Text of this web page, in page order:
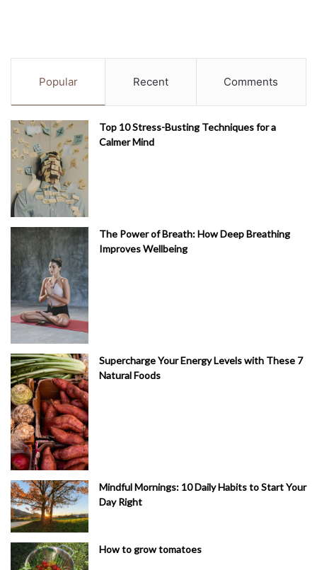
Popular Recent Comments
Top 10 Stress-Busting Techniques for a
Calmer Mind
The Power of Breath: How Deep Breathing
Improves Wellbeing
Supercharge Your Energy Levels with These 7
Natural Foods
Mindful Mornings: 10 Daily Habits to Start Your
Day Right
How to grow tomatoes